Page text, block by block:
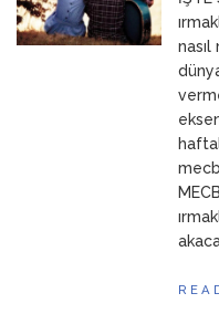
23 Mart 2026 ANNEM
nasıl